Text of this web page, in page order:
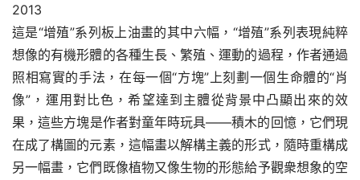
2013
這是“增殖”系列板上油畫的其中六幅，“增殖”系列表現純粹
想像的有機形體的各種生長、繁殖、運動的過程，作者通過
照相寫實的手法，在每一個“方塊”上刻劃一個生命體的“肖
像”，運用對比色，希望達到主體從背景中凸顯出來的效
果，這些方塊是作者對童年時玩具——積木的回憶，它們現
在成了構圖的元素，這幅畫以解構主義的形式，隨時重構成
另一幅畫，它們既像植物又像生物的形態給予觀衆想象的空